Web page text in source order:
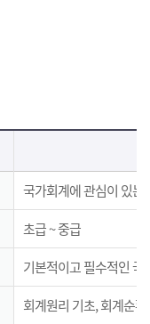
국가회계에 관심이 있는
초급 ~ 중급
기본적이고 필수적인 국
회계원리 기초, 회계순